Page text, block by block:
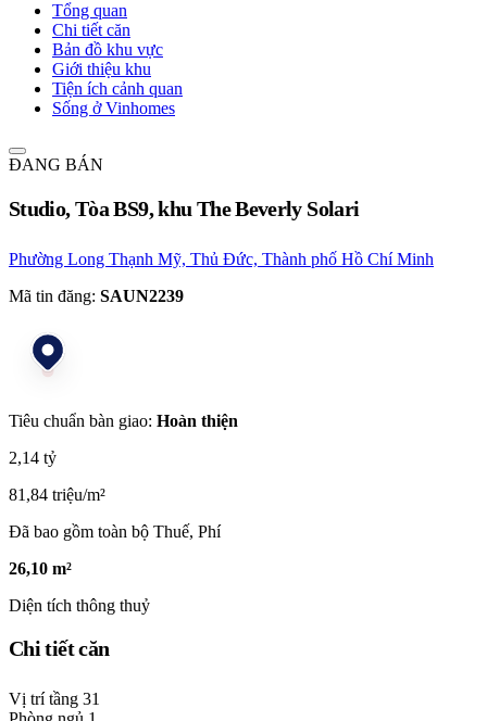
Tổng quan
Chi tiết căn
Bản đồ khu vực
Giới thiệu khu
Tiện ích cảnh quan
Sống ở Vinhomes
ĐANG BÁN
Studio, Tòa BS9, khu The Beverly Solari
Phường Long Thạnh Mỹ, Thủ Đức, Thành phố Hồ Chí Minh
Mã tin đăng: SAUN2239
Tiêu chuẩn bàn giao: Hoàn thiện
2,14 tỷ
81,84 triệu/m²
Đã bao gồm toàn bộ Thuế, Phí
26,10 m²
Diện tích thông thuỷ
Chi tiết căn
Vị trí tầng 31